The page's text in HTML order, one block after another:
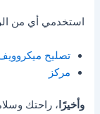
استخدمي أي من
تصليح
مركز
وأخيرًا ، راحتك